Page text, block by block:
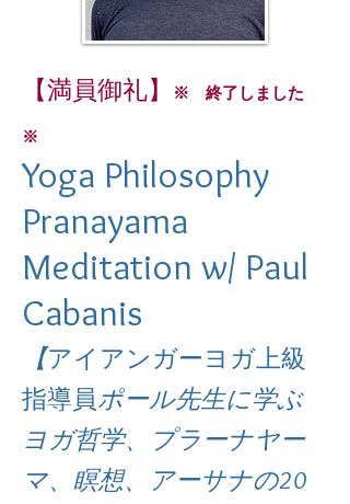
【満員御礼】 ※ 終了しました
※
Yoga Philosophy
Pranayama
Meditation w/ Paul
Cabanis
【アイアンガーヨガ上級
指導員ポール先生に学ぶ
ヨガ哲学、プラーナヤー
マ、瞑想、アーサナの20